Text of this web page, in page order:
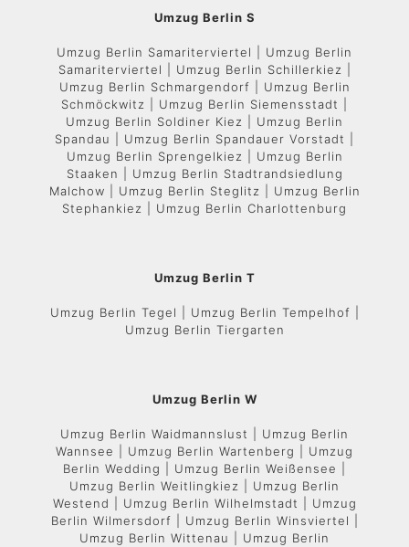
Umzug Berlin S
Umzug Berlin Samariterviertel | Umzug Berlin
Samariterviertel | Umzug Berlin Schillerkiez |
Umzug Berlin Schmargendorf | Umzug Berlin
Schmöckwitz | Umzug Berlin Siemensstadt |
Umzug Berlin Soldiner Kiez | Umzug Berlin
Spandau | Umzug Berlin Spandauer Vorstadt |
Umzug Berlin Sprengelkiez | Umzug Berlin
Staaken | Umzug Berlin Stadtrandsiedlung
Malchow | Umzug Berlin Steglitz | Umzug Berlin
Stephankiez | Umzug Berlin Charlottenburg
Umzug Berlin T
Umzug Berlin Tegel | Umzug Berlin Tempelhof |
Umzug Berlin Tiergarten
Umzug Berlin W
Umzug Berlin Waidmannslust | Umzug Berlin
Wannsee | Umzug Berlin Wartenberg | Umzug
Berlin Wedding | Umzug Berlin Weißensee |
Umzug Berlin Weitlingkiez | Umzug Berlin
Westend | Umzug Berlin Wilhelmstadt | Umzug
Berlin Wilmersdorf | Umzug Berlin Winsviertel |
Umzug Berlin Wittenau | Umzug Berlin